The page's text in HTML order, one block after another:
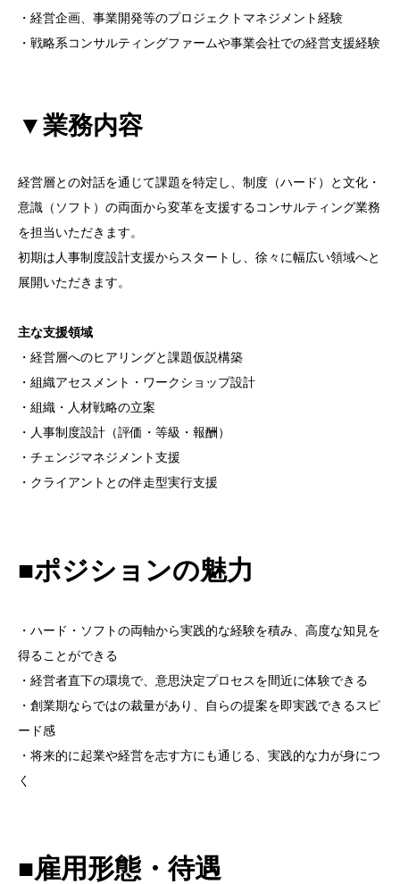
・経営企画、事業開発等のプロジェクトマネジメント経験
・戦略系コンサルティングファームや事業会社での経営支援経験
▼業務内容
経営層との対話を通じて課題を特定し、制度（ハード）と文化・
意識（ソフト）の両面から変革を支援するコンサルティング業務
を担当いただきます。
初期は人事制度設計支援からスタートし、徐々に幅広い領域へと
展開いただきます。
主な支援領域
・経営層へのヒアリングと課題仮説構築
・組織アセスメント・ワークショップ設計
・組織・人材戦略の立案
・人事制度設計（評価・等級・報酬）
・チェンジマネジメント支援
・クライアントとの伴走型実行支援
■ポジションの魅力
・ハード・ソフトの両軸から実践的な経験を積み、高度な知見を
得ることができる
・経営者直下の環境で、意思決定プロセスを間近に体験できる
・創業期ならではの裁量があり、自らの提案を即実践できるスピ
ード感
・将来的に起業や経営を志す方にも通じる、実践的な力が身につ
く
■雇用形態・待遇